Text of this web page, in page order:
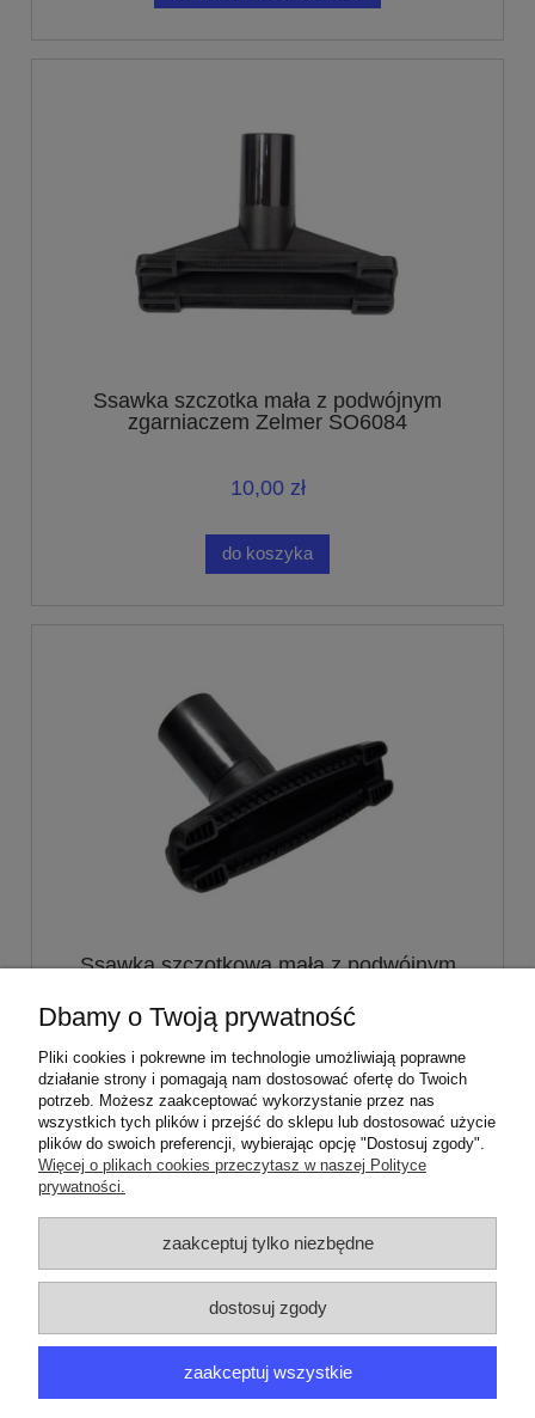
Ssawka szczotka mała z podwójnym
zgarniaczem Zelmer SO6084
10,00 zł
do koszyka
Ssawka szczotkowa mała z podwójnym
10,00 zł
do koszyka
ZAMÓWIENIA
PRODUCENCI
MOJE KONTO
Dbamy o Twoją prywatność
Pliki cookies i pokrewne im technologie umożliwiają poprawne
działanie strony i pomagają nam dostosować ofertę do Twoich
potrzeb. Możesz zaakceptować wykorzystanie przez nas
wszystkich tych plików i przejść do sklepu lub dostosować użycie
plików do swoich preferencji, wybierając opcję "Dostosuj zgody".
Więcej o plikach cookies przeczytasz w naszej Polityce
prywatności.
zaakceptuj tylko niezbędne
dostosuj zgody
zaakceptuj wszystkie